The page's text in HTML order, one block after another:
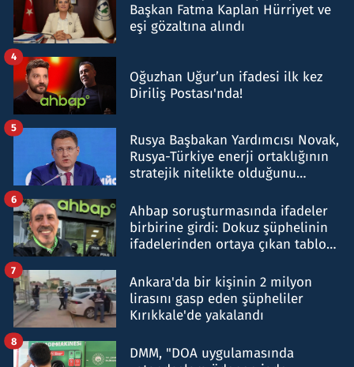
Başkan Fatma Kaplan Hürriyet ve
eşi gözaltına alındı
Oğuzhan Uğur’un ifadesi ilk kez
Diriliş Postası'nda!
4
Rusya Başbakan Yardımcısı Novak,
Rusya-Türkiye enerji ortaklığının
stratejik nitelikte olduğunu
5
Ahbap soruşturmasında ifadeler
birbirine girdi: Dokuz şüphelinin
ifadelerinden ortaya çıkan tablo
6
Ankara'da bir kişinin 2 milyon
lirasını gasp eden şüpheliler
Kırıkkale'de yakalandı
7
DMM, "DOA uygulamasında
8